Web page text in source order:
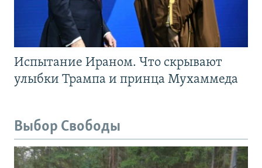
Испытание Ираном. Что скрывают
улыбки Трампа и принца Мухаммеда
Выбор Свободы